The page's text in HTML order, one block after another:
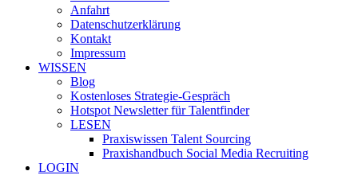
Anfahrt
Datenschutzerklärung
Kontakt
Impressum
WISSEN
Blog
Kostenloses Strategie-Gespräch
Hotspot Newsletter für Talentfinder
LESEN
Praxiswissen Talent Sourcing
Praxishandbuch Social Media Recruiting
LOGIN